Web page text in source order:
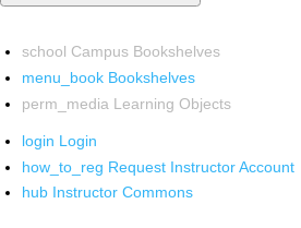
school Campus Bookshelves
menu_book Bookshelves
perm_media Learning Objects
login Login
how_to_reg Request Instructor Account
hub Instructor Commons